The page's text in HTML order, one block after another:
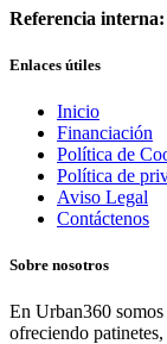
Referencia interna:
Enlaces útiles
Inicio
Financiación
Política de
Política de
Aviso Legal
Contáctenos
Sobre nosotros
En Urban360
ofreciendo